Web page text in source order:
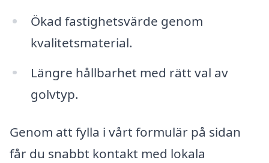
Ökad fastighetsvärde genom
kvalitetsmaterial.
Längre hållbarhet med rätt val av
golvtyp.
Genom att fylla i vårt formulär på sidan
får du snabbt kontakt med lokala